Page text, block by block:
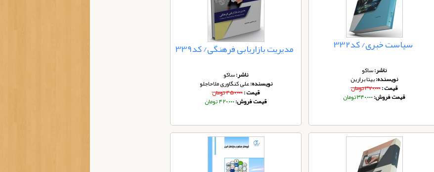
سیاست خبری/ کد332
ناشر:ساکو
نویسنده:بیتا برارین
قیمت :۳۷۰,۰۰۰ تومان
قیمت فروش:۳۴۰,۰۰۰ تومان
مدیریت بازاریابی فرهنگی/ کد339
ناشر:ساکو
نویسنده:علی کنگاوری ملاحاجلو
قیمت :۴۵۰,۰۰۰ تومان
قیمت فروش:۴۲۰,۰۰۰ تومان